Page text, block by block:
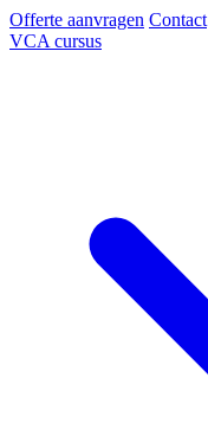
Offerte aanvragen Contact
VCA cursus